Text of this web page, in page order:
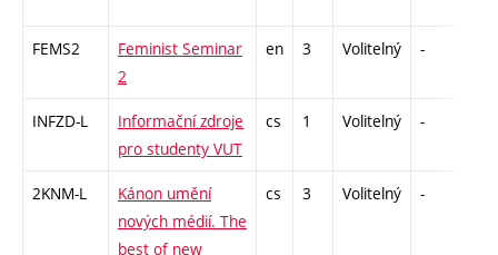
FEMS2
Feminist Seminar
2
en 3 Volitelný -
INFZD-L
Informační zdroje
pro studenty VUT
cs 1 Volitelný -
2KNM-L
Kánon umění
nových médií. The
best of new
cs 3 Volitelný -